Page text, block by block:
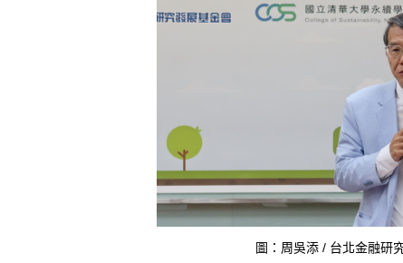
圖：周吳添 / 台北金融研